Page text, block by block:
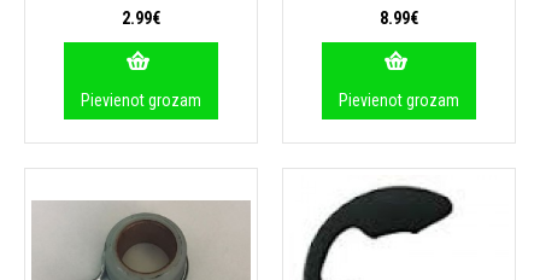
2.99€
Pievienot grozam
8.99€
Pievienot grozam